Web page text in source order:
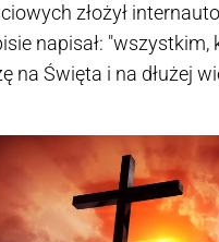
złożył
napisał: "wszystkim,
na Święta i na dłużej